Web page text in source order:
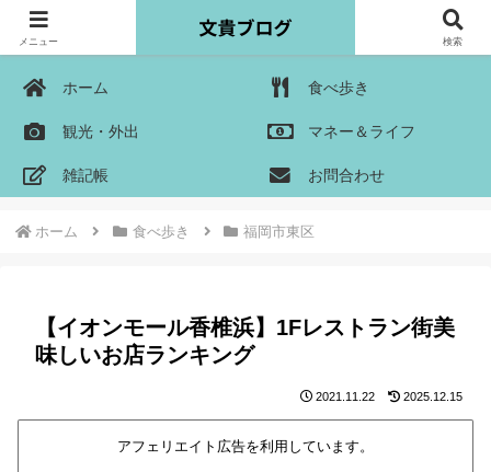
ホーム 食べ歩き
観光・外出 マネー＆ライフ
雑記帳 お問合わせ
ホーム 食べ歩き 福岡市東区
【イオンモール香椎浜】1Fレストラン街美
味しいお店ランキング
2021.11.22 2025.12.15
アフェリエイト広告を利用しています。
メニュー 検索